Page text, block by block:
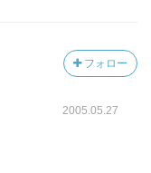
フォロー
2005.05.27